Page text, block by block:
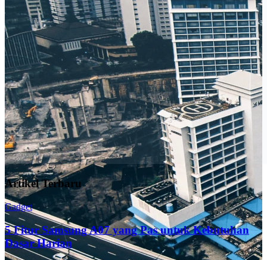
Artikel Terbaru
Gadget
5 Fitur Samsung A07 yang Pas untuk Kebutuhan
Dasar Harian